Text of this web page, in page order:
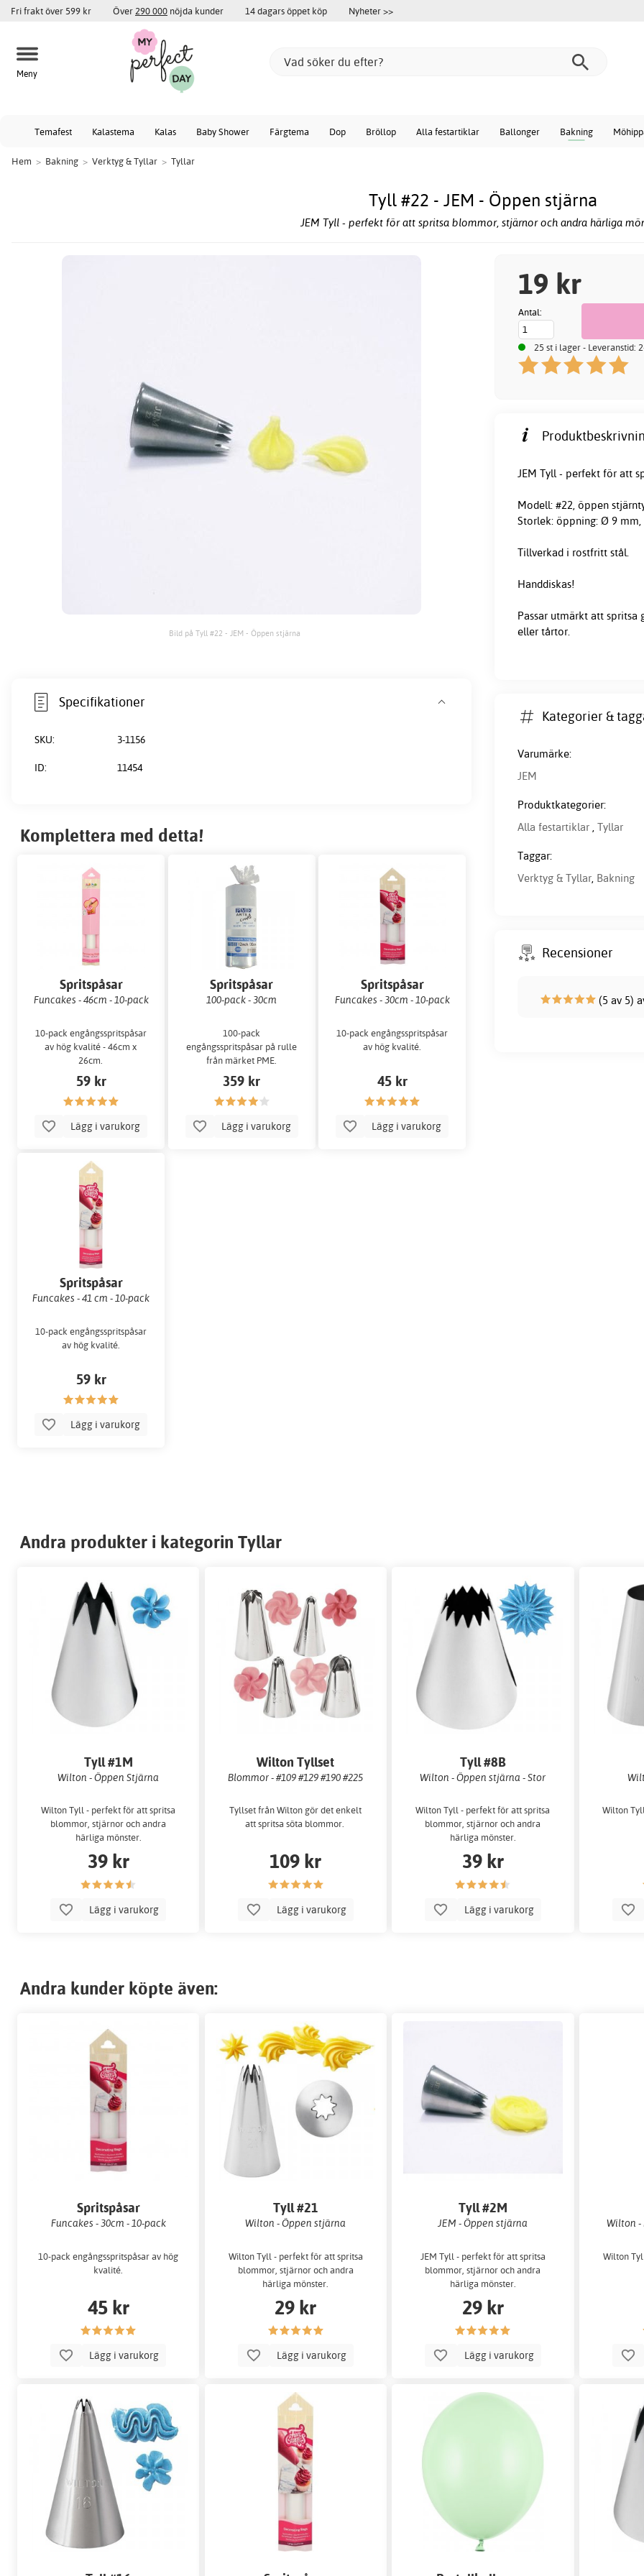
Fri frakt över 599 kr Över 290 000 nöjda kunder 14 dagars öppet köp Nyheter >>
Meny
Temafest Kalastema Kalas Baby Shower Färgtema Dop Bröllop Alla festartiklar Ballonger Bakning
Hem > Bakning > Verktyg & Tyllar > Tyllar
Tyll #22 - JEM - Öppen stjärna
JEM Tyll - perfekt för att spritsa blommor, stjärnor och andra härliga
Bild på Tyll #22 - JEM - Öppen stjärna
19 kr
Antal:
25 st i lager - Leveranstid:
JEM Tyll - perfekt för att
Modell: #22, öppen
Storlek: öppning: Ø 9 mm,
Tillverkad i rostfritt stål.
Handdiskas!
Passar utmärkt att spritsa
eller tårtor.
Specifikationer
SKU: 3-1156
ID: 11454
Kategorier &
Varumärke:
JEM
Produktkategorier:
Alla festartiklar , Tyllar
Taggar:
Verktyg & Tyllar, Bakning
Komplettera med detta!
Spritspåsar
Funcakes - 46cm - 10-pack
10-pack engångsspritspåsar
av hög kvalité - 46cm x
26cm.
59 kr
Lägg i varukorg
Spritspåsar
100-pack - 30cm
100-pack
engångsspritspåsar på rulle
från märket PME.
359 kr
Lägg i varukorg
Spritspåsar
Funcakes - 30cm - 10-pack
10-pack engångsspritspåsar
av hög kvalité.
45 kr
Lägg i varukorg
Spritspåsar
Funcakes - 41 cm - 10-pack
10-pack engångsspritspåsar
av hög kvalité.
59 kr
Lägg i varukorg
Recensioner
(5 av 5)
Andra produkter i kategorin Tyllar
Tyll #1M
Wilton - Öppen Stjärna
Wilton Tyll - perfekt för att spritsa
blommor, stjärnor och andra
härliga mönster.
39 kr
Lägg i varukorg
Wilton Tyllset
Blommor - #109 #129 #190 #225
Tyllset från Wilton gör det enkelt
att spritsa söta blommor.
109 kr
Lägg i varukorg
Tyll #8B
Wilton - Öppen stjärna - Stor
Wilton Tyll - perfekt för att spritsa
blommor, stjärnor och andra
härliga mönster.
39 kr
Lägg i varukorg
Wilton
Andra kunder köpte även:
Spritspåsar
Funcakes - 30cm - 10-pack
10-pack engångsspritspåsar av hög
kvalité.
45 kr
Lägg i varukorg
Tyll #21
Wilton - Öppen stjärna
Wilton Tyll - perfekt för att spritsa
blommor, stjärnor och andra
härliga mönster.
29 kr
Lägg i varukorg
Tyll #2M
JEM - Öppen stjärna
JEM Tyll - perfekt för att spritsa
blommor, stjärnor och andra
härliga mönster.
29 kr
Lägg i varukorg
Wilton -
Wilton